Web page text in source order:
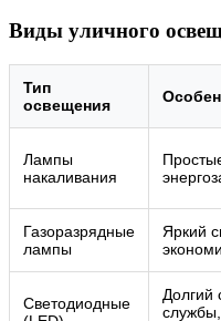
Виды уличного
Тип
освещения
Лампы
накаливания
Газоразрядные
лампы
Яркий
Светодиодные
Долгий